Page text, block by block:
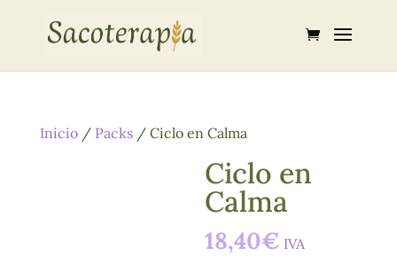
Inicio/ Packs/ Ciclo en Calma
Ciclo en
Calma
18,40€ IVA